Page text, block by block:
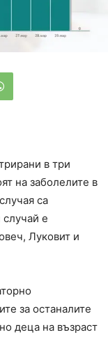
в три
на заболелите в
са
е
Луковит и
за останалите
деца на възраст